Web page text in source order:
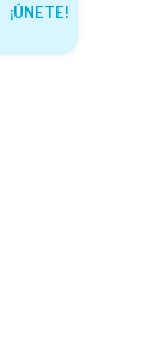
¡ÚNETE!